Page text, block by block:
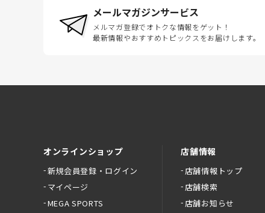
メールマガジンサービス
メルマガ登録でオトクな情報をゲット！
最新情報やおすすめトピックスをお届けします。
オンラインショップ
新規会員登録・ログイン
マイページ
MEGA SPORTS
店舗情報
店舗情報トップ
店舗検索
店舗お知らせ